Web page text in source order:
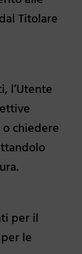
Titolare
l’Utente
chiedere
per il
le